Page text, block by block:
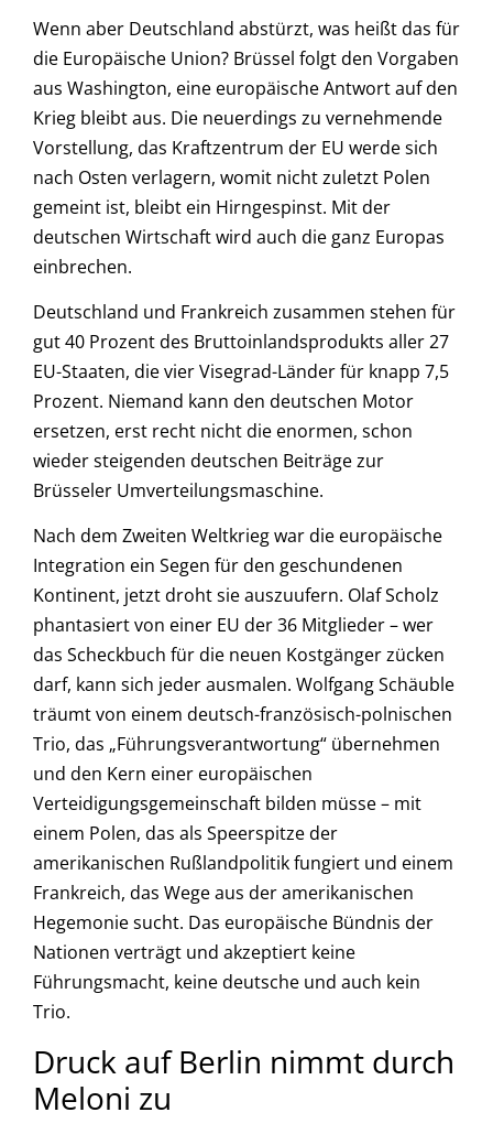
Wenn aber Deutschland abstürzt, was heißt das für
die Europäische Union? Brüssel folgt den Vorgaben
aus Washington, eine europäische Antwort auf den
Krieg bleibt aus. Die neuerdings zu vernehmende
Vorstellung, das Kraftzentrum der EU werde sich
nach Osten verlagern, womit nicht zuletzt Polen
gemeint ist, bleibt ein Hirngespinst. Mit der
deutschen Wirtschaft wird auch die ganz Europas
einbrechen.
Deutschland und Frankreich zusammen stehen für
gut 40 Prozent des Bruttoinlandsprodukts aller 27
EU-Staaten, die vier Visegrad-Länder für knapp 7,5
Prozent. Niemand kann den deutschen Motor
ersetzen, erst recht nicht die enormen, schon
wieder steigenden deutschen Beiträge zur
Brüsseler Umverteilungsmaschine.
Nach dem Zweiten Weltkrieg war die europäische
Integration ein Segen für den geschundenen
Kontinent, jetzt droht sie auszuufern. Olaf Scholz
phantasiert von einer EU der 36 Mitglieder – wer
das Scheckbuch für die neuen Kostgänger zücken
darf, kann sich jeder ausmalen. Wolfgang Schäuble
träumt von einem deutsch-französisch-polnischen
Trio, das „Führungsverantwortung“ übernehmen
und den Kern einer europäischen
Verteidigungsgemeinschaft bilden müsse – mit
einem Polen, das als Speerspitze der
amerikanischen Rußlandpolitik fungiert und einem
Frankreich, das Wege aus der amerikanischen
Hegemonie sucht. Das europäische Bündnis der
Nationen verträgt und akzeptiert keine
Führungsmacht, keine deutsche und auch kein
Trio.
Druck auf Berlin nimmt durch
Meloni zu